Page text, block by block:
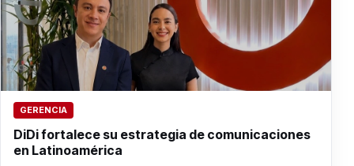
GERENCIA
DiDi fortalece su estrategia de comunicaciones
en Latinoamérica